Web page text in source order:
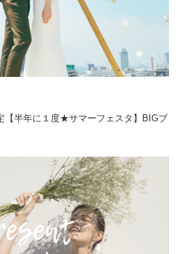
【半年に１度★サマーフェスタ】BIGブ